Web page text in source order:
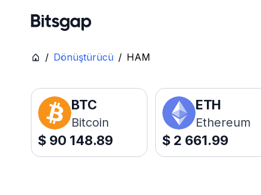
/ Dönüştürücü / HAM
BTC
Bitcoin
$ 90 148.89
ETH
Ethereum
$ 2 661.99